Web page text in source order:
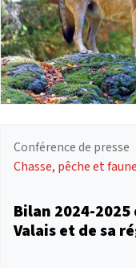
Conférence de presse
Chasse, pêche et faune
Bilan 2024-
Valais et de sa